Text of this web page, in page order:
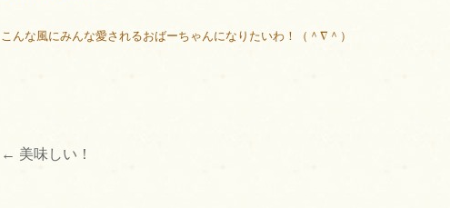
こんな風にみんな愛されるおばーちゃんになりたいわ！（＾∇＾）
投
← 美味しい！